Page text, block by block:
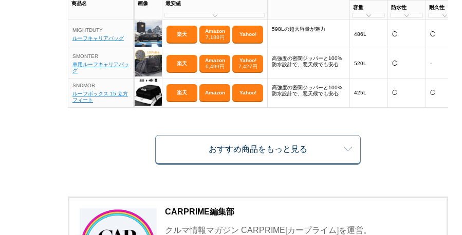
商品名 画像 最安値
容量 防水性 耐久性
MIGHTDUTY
ルーフキャリアバッグ
楽天
Amazon
7,188円
Yahoo!
598Lの超大容量が魅力
486L
◯ ◯
SMONTER
車用ルーフキャリアバッ
グ
楽天
Amazon
6,499円
Yahoo!
7,427円
高強度の密閉ジッパーと100%
防水設計で、悪天候でも安心
520L ◯ -
SNDMOR
ルーフボックス 15 立方
フィート
楽天 Amazon Yahoo!
高強度の密閉ジッパーと100%
防水設計で、悪天候でも安心
425L ◯ ◯
おすすめ商品をもっと見る
CARPRIME編集部
クルマ情報マガジン CARPRIME[カープライム]を運営。